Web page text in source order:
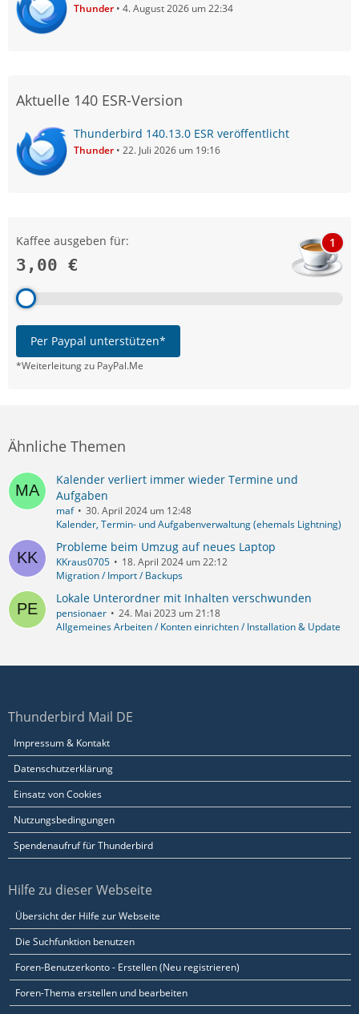
Thunder 4. August 2026 um 22:34
Aktuelle 140 ESR-Version
Thunderbird 140.13.0 ESR veröffentlicht
Thunder 22. Juli 2026 um 19:16
Kaffee ausgeben für:
3,00 €
1
Per Paypal unterstützen*
*Weiterleitung zu PayPal.Me
Ähnliche Themen
Kalender verliert immer wieder Termine und
Aufgaben
maf
30. April 2024 um 12:48
Kalender, Termin- und Aufgabenverwaltung (ehemals Lightning)
Probleme beim Umzug auf neues Laptop
KKraus0705
18. April 2024 um 22:12
Migration / Import / Backups
Lokale Unterordner mit Inhalten verschwunden
pensionaer
24. Mai 2023 um 21:18
Allgemeines Arbeiten / Konten einrichten / Installation & Update
Thunderbird Mail DE
Impressum & Kontakt
Datenschutzerklärung
Einsatz von Cookies
Nutzungsbedingungen
Spendenaufruf für Thunderbird
Hilfe zu dieser Webseite
Übersicht der Hilfe zur Webseite
Die Suchfunktion benutzen
Foren-Benutzerkonto - Erstellen (Neu registrieren)
Foren-Thema erstellen und bearbeiten